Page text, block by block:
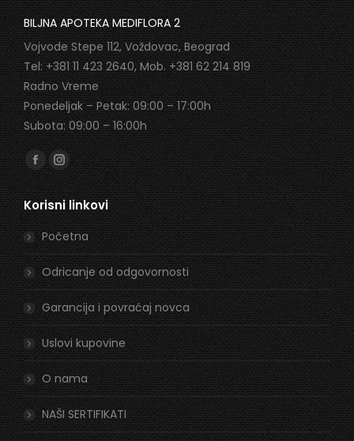
BILJNA APOTEKA MEDIFLORA 2
Vojvode Stepe 112, Voždovac, Beograd
Tel: +381 11 423 2640, Mob. +381 62 214 819
Radno Vreme
Ponedeljak – Petak: 09:00 – 17:00h
Subota: 09:00 – 16:00h
Find us on:
Facebook
page
opens
in
new
window
Instagram
page
opens
in
new
window
Korisni linkovi
Početna
Odricanje od odgovornosti
Garancija i povraćaj novca
Uslovi kupovine
O nama
NAŠI SERTIFIKATI